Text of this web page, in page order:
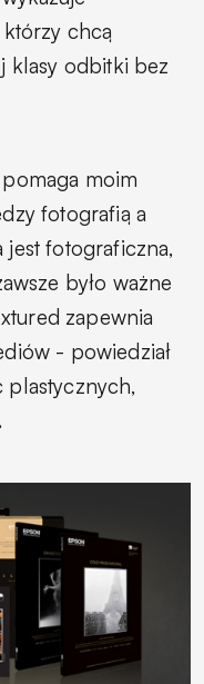
chcą
klasy odbitki bez
moim
fotografią a
fotograficzna,
było ważne
zapewnia
- powiedział
plastycznych,